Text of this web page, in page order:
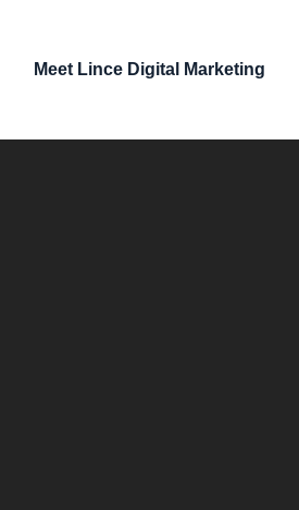
Meet Lince Digital Marketing